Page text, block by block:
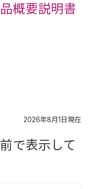
概要説明書
2026年8月1日現在
で表示して